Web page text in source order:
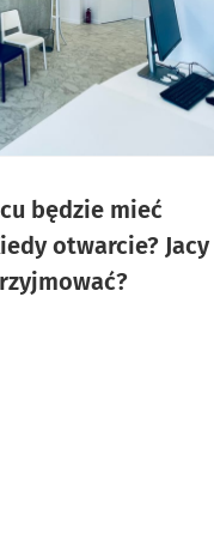
będzie mieć
otwarcie? Jacy